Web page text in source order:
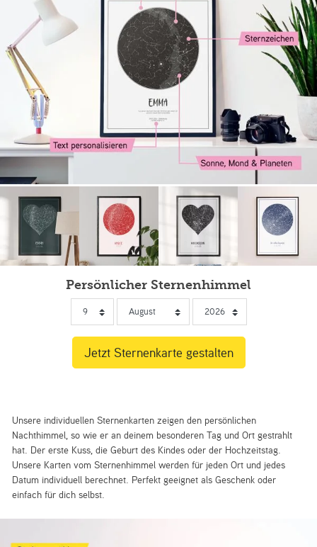
Persönlicher Sternenhimmel
Unsere individuellen Sternenkarten zeigen den persönlichen
Nachthimmel, so wie er an deinem besonderen Tag und Ort gestrahlt
hat. Der erste Kuss, die Geburt des Kindes oder der Hochzeitstag.
Unsere Karten vom Sternenhimmel werden für jeden Ort und jedes
Datum individuell berechnet. Perfekt geeignet als Geschenk oder
einfach für dich selbst.